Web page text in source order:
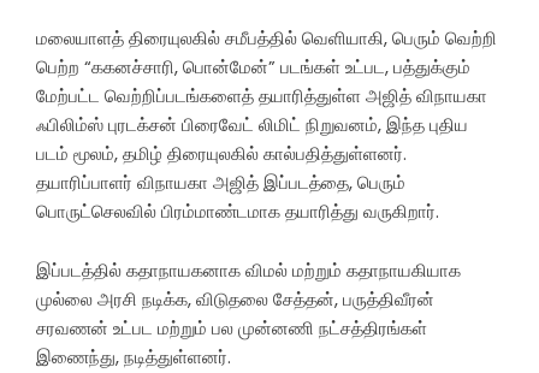
மலையாளத் திரையுலகில் சமீபத்தில் வெளியாகி, பெரும் வெற்றி
பெற்ற “ககனச்சாரி, பொன்மேன்” படங்கள் உட்பட, பத்துக்கும்
மேற்பட்ட வெற்றிப்படங்களைத் தயாரித்துள்ள அஜித் விநாயகா
ஃபிலிம்ஸ் புரடக்சன் பிரைவேட் லிமிட் நிறுவனம், இந்த புதிய
படம் மூலம், தமிழ் திரையுலகில் கால்பதித்துள்ளனர்.
தயாரிப்பாளர் விநாயகா அஜித் இப்படத்தை, பெரும்
பொருட்செலவில் பிரம்மாண்டமாக தயாரித்து வருகிறார்.
இப்படத்தில் கதாநாயகனாக விமல் மற்றும் கதாநாயகியாக
முல்லை அரசி நடிக்க, விடுதலை சேத்தன், பருத்திவீரன்
சரவணன் உட்பட மற்றும் பல முன்னணி நட்சத்திரங்கள்
இணைந்து, நடித்துள்ளனர்.